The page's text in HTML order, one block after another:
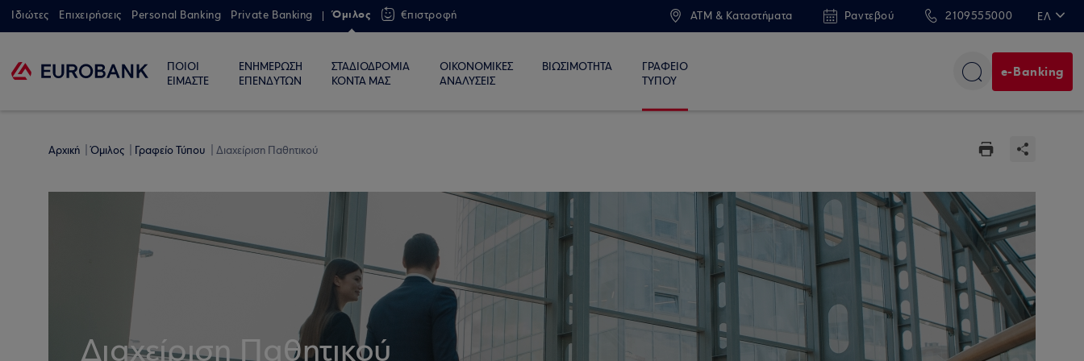
Ιδιώτες Επιχειρήσεις Personal Banking Private Banking Όμιλος €πιστροφή ATM & Καταστήματα Ραντεβού 2109555000 ΕΛ
ΠΟΙΟΙ
ΕΙΜΑΣΤΕ
ΕΝΗΜΕΡΩΣΗ
ΕΠΕΝΔΥΤΩΝ
ΣΤΑΔΙΟΔΡΟΜΙΑ
ΚΟΝΤΑ ΜΑΣ
ΟΙΚΟΝΟΜΙΚΕΣ
ΑΝΑΛΥΣΕΙΣ
ΒΙΩΣΙΜΟΤΗΤΑ
ΓΡΑΦΕΙΟ
ΤΥΠΟΥ
e-Banking
Αρχική Όμιλος Γραφείο Τύπου Διαχείριση Παθητικού
Διαχείριση Παθητικού